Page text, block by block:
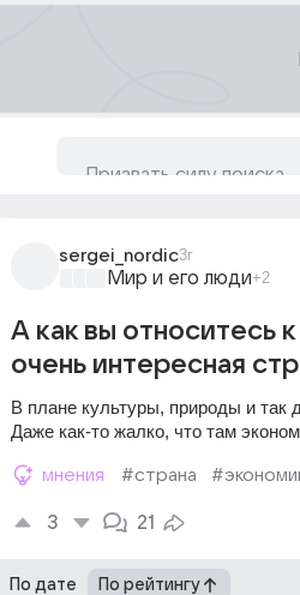
sergei_nordic3г
Мир и его люди+2
А как вы относитесь
очень интересная
В плане культуры, природы и так
Даже как-то жалко, что там
мнения #страна
3 21
По дате По рейтингу